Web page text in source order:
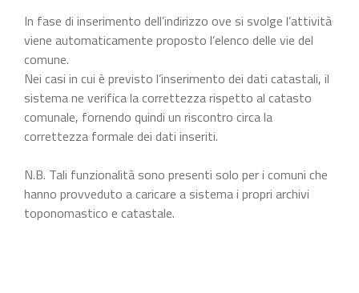
In fase di inserimento dell’indirizzo ove si svolge l’attività
viene automaticamente proposto l’elenco delle vie del
comune.
Nei casi in cui è previsto l’inserimento dei dati catastali, il
sistema ne verifica la correttezza rispetto al catasto
comunale, fornendo quindi un riscontro circa la
correttezza formale dei dati inseriti.
N.B. Tali funzionalità sono presenti solo per i comuni che
hanno provveduto a caricare a sistema i propri archivi
toponomastico e catastale.